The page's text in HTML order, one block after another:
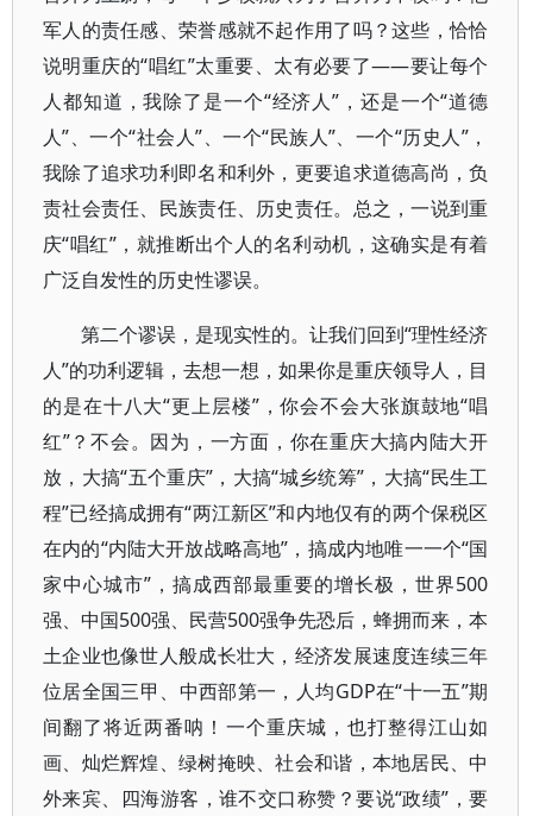
军人的责任感、荣誉感就不起作用了吗？这些，恰恰
说明重庆的“唱红”太重要、太有必要了——要让每个
人都知道，我除了是一个“经济人”，还是一个“道德
人”、一个“社会人”、一个“民族人”、一个“历史人”，
我除了追求功利即名和利外，更要追求道德高尚，负
责社会责任、民族责任、历史责任。总之，一说到重
庆“唱红”，就推断出个人的名利动机，这确实是有着
广泛自发性的历史性谬误。
第二个谬误，是现实性的。让我们回到“理性经济
人”的功利逻辑，去想一想，如果你是重庆领导人，目
的是在十八大“更上层楼”，你会不会大张旗鼓地“唱
红”？不会。因为，一方面，你在重庆大搞内陆大开
放，大搞“五个重庆”，大搞“城乡统筹”，大搞“民生工
程”已经搞成拥有“两江新区”和内地仅有的两个保税区
在内的“内陆大开放战略高地”，搞成内地唯一一个“国
家中心城市”，搞成西部最重要的增长极，世界500
强、中国500强、民营500强争先恐后，蜂拥而来，本
土企业也像世人般成长壮大，经济发展速度连续三年
位居全国三甲、中西部第一，人均GDP在“十一五”期
间翻了将近两番呐！一个重庆城，也打整得江山如
画、灿烂辉煌、绿树掩映、社会和谐，本地居民、中
外来宾、四海游客，谁不交口称赞？要说“政绩”，要